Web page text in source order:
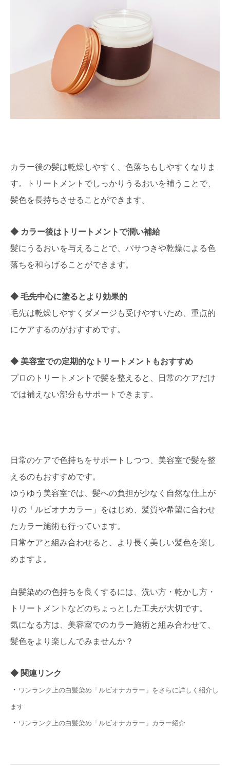
カラー後の髪は乾燥しやすく、色落ちもしやすくなりま
す。トリートメントでしっかりうるおいを補うことで、
髪色を長持ちさせることができます。
カラー後はトリートメントで潤い補給
髪にうるおいを与えることで、パサつきや乾燥による色
落ちを和らげることができます。
毛先中心に塗るとより効果的
毛先は乾燥しやすくダメージも受けやすいため、重点的
にケアするのがおすすめです。
美容室での定期的なトリートメントもおすすめ
プロのトリートメントで髪を整えると、日常のケアだけ
では補えない部分もサポートできます。
日常のケアで色持ちをサポートしつつ、美容室で髪を整
えるのもおすすめです。
ゆうゆう美容室では、髪への負担が少なく自然な仕上が
りの「ルビオナカラー」をはじめ、髪質や希望に合わせ
たカラー施術も行っています。
日常ケアと組み合わせると、より長く美しい髪色を楽し
めますよ。
白髪染めの色持ちを良くするには、洗い方・乾かし方・
トリートメントなどのちょっとした工夫が大切です。
気になる方は、美容室でのカラー施術と組み合わせて、
髪色をより楽しんでみませんか？
関連リンク
・ ワンランク上の白髪染め「ルビオナカラー」をさらに詳しく紹介し
ます
・ ワンランク上の白髪染め「ルビオナカラー」カラー紹介